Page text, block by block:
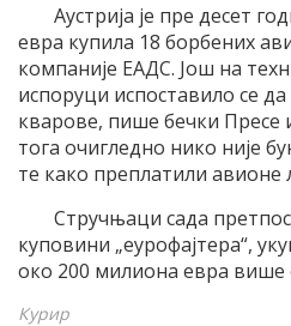
Аустрија је пре десет
евра купила 18 борбених
компаније ЕАДС. Још на
испоруци испоставило се
кварове, пише бечки Пресе
тога очигледно нико није
те како преплатили авионе
Стручњаци сада
куповини „еурофајтера“,
око 200 милиона евра више
Курир